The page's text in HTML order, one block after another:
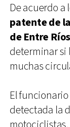
De acuerdo a
patente de
de Entre Ríos
determinar si
muchas
El
detectada la